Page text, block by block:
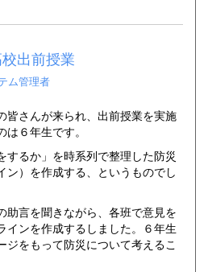
出前授業
ム管理者
さんが来られ、出前授業を実施
６年生です。
るか」を時系列で整理した防災
ン）を作成する、というものでし
言を聞きながら、各班で意見を
インを作成するしました。６年生
ジをもって防災について考えるこ